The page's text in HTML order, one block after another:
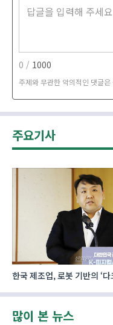
0 / 1000
주제와 무관한 악의적인 댓글
주요기사
한국 제조업, 로봇 기반의 ‘다
많이 본 뉴스